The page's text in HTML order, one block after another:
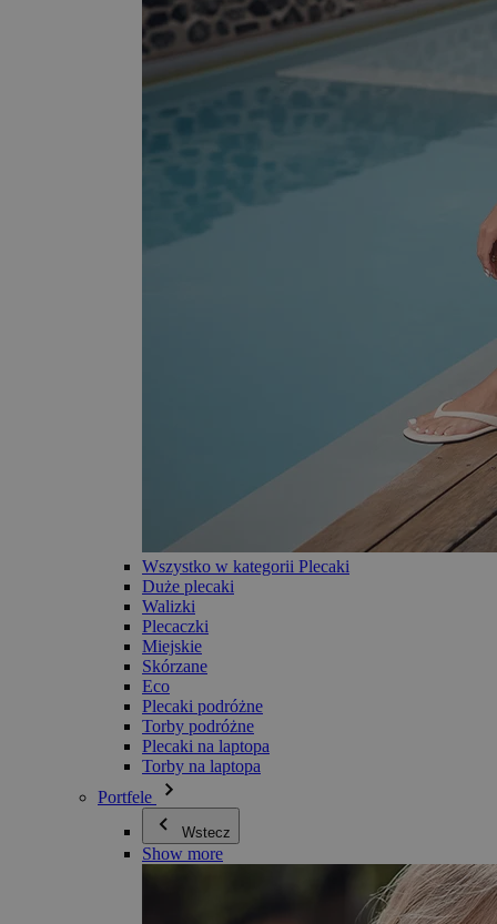
Wszystko w kategorii Plecaki
Duże plecaki
Walizki
Plecaczki
Miejskie
Skórzane
Eco
Plecaki podróżne
Torby podróżne
Plecaki na laptopa
Torby na laptopa
Portfele
Wstecz
Show more